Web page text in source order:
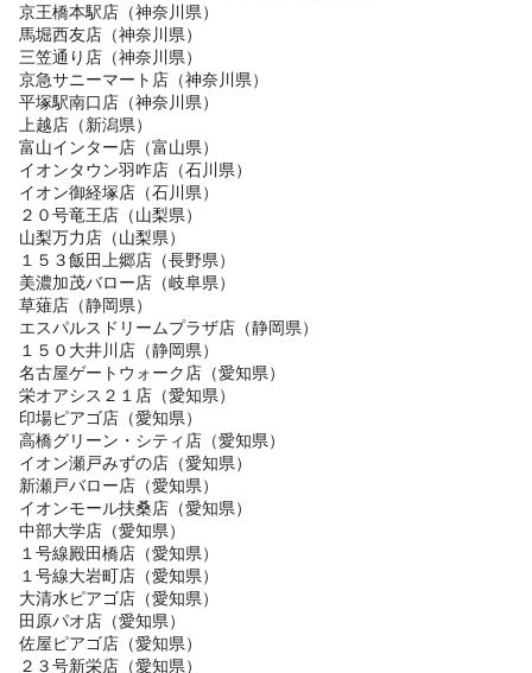
京王橋本駅店（神奈川県）
馬堀西友店（神奈川県）
三笠通り店（神奈川県）
京急サニーマート店（神奈川県）
平塚駅南口店（神奈川県）
上越店（新潟県）
富山インター店（富山県）
イオンタウン羽咋店（石川県）
イオン御経塚店（石川県）
２０号竜王店（山梨県）
山梨万力店（山梨県）
１５３飯田上郷店（長野県）
美濃加茂バロー店（岐阜県）
草薙店（静岡県）
エスパルスドリームプラザ店（静岡県）
１５０大井川店（静岡県）
名古屋ゲートウォーク店（愛知県）
栄オアシス２１店（愛知県）
印場ピアゴ店（愛知県）
高橋グリーン・シティ店（愛知県）
イオン瀬戸みずの店（愛知県）
新瀬戸バロー店（愛知県）
イオンモール扶桑店（愛知県）
中部大学店（愛知県）
１号線殿田橋店（愛知県）
１号線大岩町店（愛知県）
大清水ピアゴ店（愛知県）
田原パオ店（愛知県）
佐屋ピアゴ店（愛知県）
２３号新栄店（愛知県）